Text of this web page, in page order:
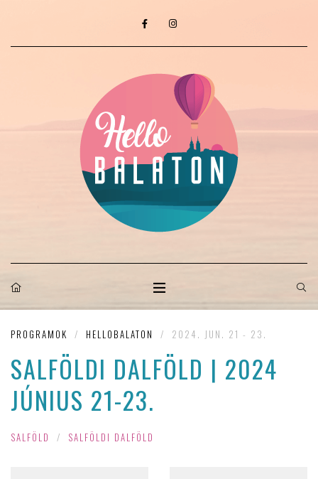
PROGRAMOK / HELLOBALATON / 2024. JUN. 21 - 23.
SALFÖLDI DALFÖLD | 2024
JÚNIUS 21-23.
SALFÖLD / SALFÖLDI DALFÖLD